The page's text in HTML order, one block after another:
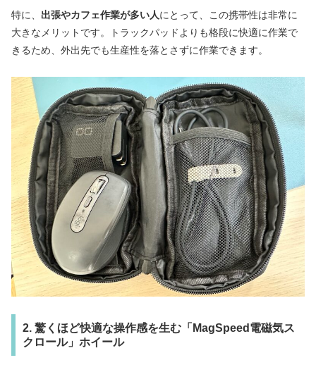
特に、 出張やカフェ作業が多い人にとって、この携帯性は非常に
大きなメリットです。トラックパッドよりも格段に快適に作業で
きるため、外出先でも生産性を落とさずに作業できます。
2. 驚くほど快適な操作感を生む「MagSpeed電磁気ス
クロール」ホイール